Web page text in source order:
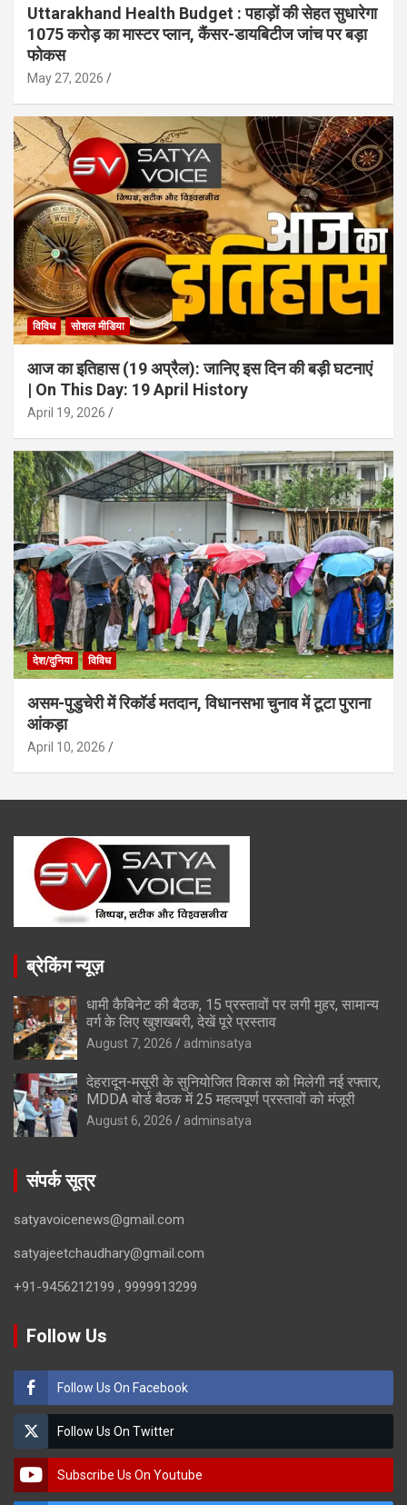
Uttarakhand Health Budget : पहाड़ों की सेहत सुधारेगा
1075 करोड़ का मास्टर प्लान, कैंसर-डायबिटीज जांच पर बड़ा
फोकस
May 27, 2026
विविध सोशल मीडिया
आज का इतिहास (19 अप्रैल): जानिए इस दिन की बड़ी घटनाएं
| On This Day: 19 April History
April 19, 2026
देश/दुनिया विविध
असम-पुडुचेरी में रिकॉर्ड मतदान, विधानसभा चुनाव में टूटा पुराना
आंकड़ा
April 10, 2026
ब्रेकिंग न्यूज़
धामी कैबिनेट की बैठक, 15 प्रस्तावों पर लगी मुहर, सामान्य
वर्ग के लिए खुशखबरी, देखें पूरे प्रस्ताव
August 7, 2026 adminsatya
देहरादून-मसूरी के सुनियोजित विकास को मिलेगी नई रफ्तार,
MDDA बोर्ड बैठक में 25 महत्वपूर्ण प्रस्तावों को मंजूरी
August 6, 2026 adminsatya
संपर्क सूत्र
satyavoicenews@gmail.com
satyajeetchaudhary@gmail.com
+91-9456212199 , 9999913299
Follow Us
Follow Us On Facebook
Follow Us On Twitter
Subscribe Us On Youtube